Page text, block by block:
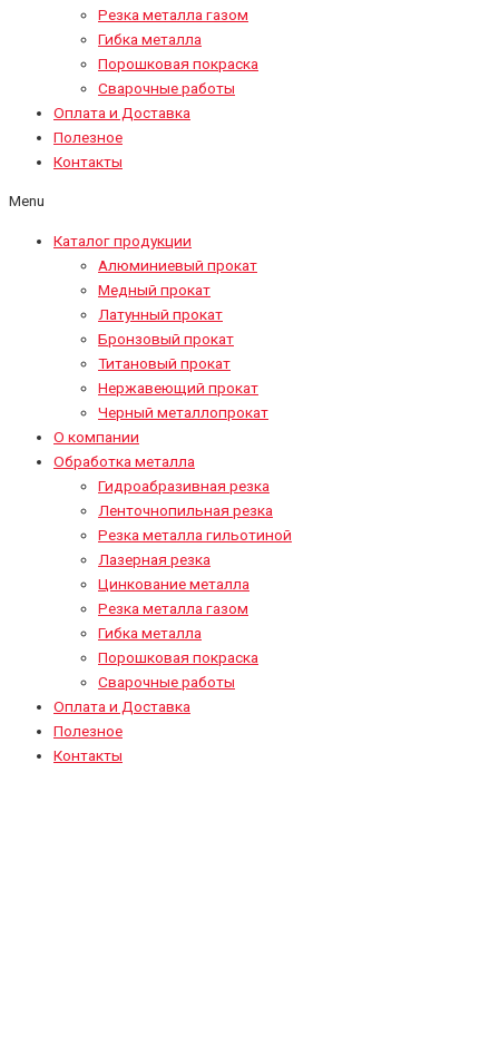
Резка металла газом
Гибка металла
Порошковая покраска
Сварочные работы
Оплата и Доставка
Полезное
Контакты
Menu
Каталог продукции
Алюминиевый прокат
Медный прокат
Латунный прокат
Бронзовый прокат
Титановый прокат
Нержавеющий прокат
Черный металлопрокат
О компании
Обработка металла
Гидроабразивная резка
Ленточнопильная резка
Резка металла гильотиной
Лазерная резка
Цинкование металла
Резка металла газом
Гибка металла
Порошковая покраска
Сварочные работы
Оплата и Доставка
Полезное
Контакты